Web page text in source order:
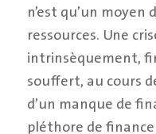
n’est qu’un
ressources. Une
intrinsèquement,
souffert, au cours
d’un manque de
pléthore de